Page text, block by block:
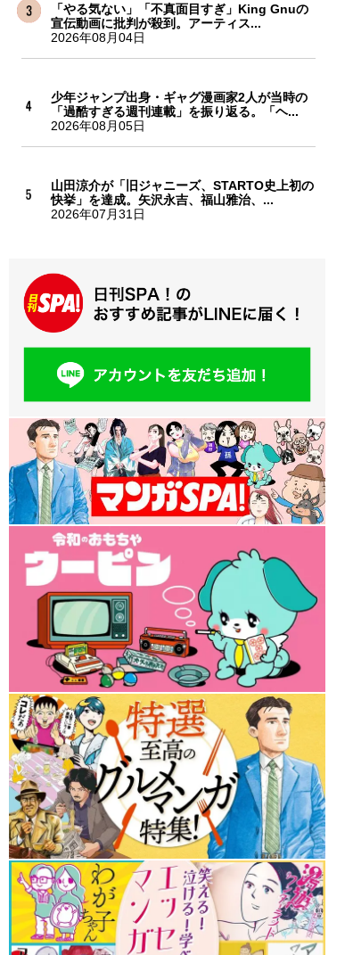
「やる気ない」「不真面目すぎ」King Gnuの
宣伝動画に批判が殺到。アーティス...
2026年08月04日
少年ジャンプ出身・ギャグ漫画家2人が当時の
「過酷すぎる週刊連載」を振り返る。「ヘ...
2026年08月05日
山田涼介が「旧ジャニーズ、STARTO史上初の
快挙」を達成。矢沢永吉、福山雅治、...
2026年07月31日